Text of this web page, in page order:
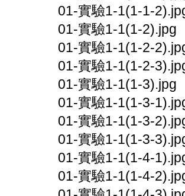
01-實驗1-1(1-1-
01-實驗1-1(1-2).jpg
01-實驗1-1(1-2-
01-實驗1-1(1-2-
01-實驗1-1(1-3).jpg
01-實驗1-1(1-3-
01-實驗1-1(1-3-
01-實驗1-1(1-3-
01-實驗1-1(1-4-
01-實驗1-1(1-4-